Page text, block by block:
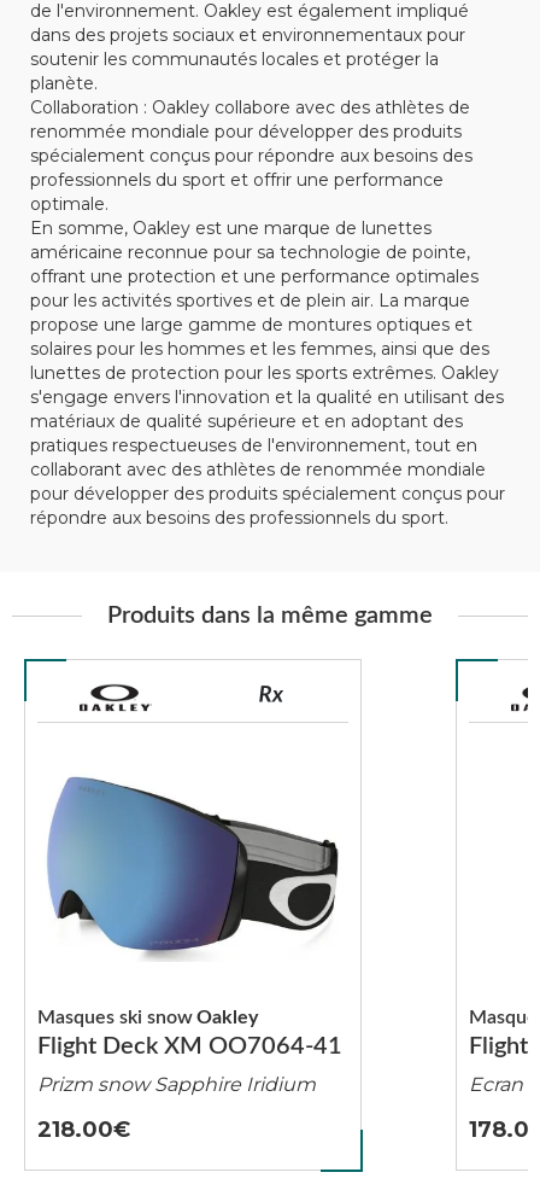
de l'environnement. Oakley est également impliqué
dans des projets sociaux et environnementaux pour
soutenir les communautés locales et protéger la
planète.
Collaboration : Oakley collabore avec des athlètes de
renommée mondiale pour développer des produits
spécialement conçus pour répondre aux besoins des
professionnels du sport et offrir une performance
optimale.
En somme, Oakley est une marque de lunettes
américaine reconnue pour sa technologie de pointe,
offrant une protection et une performance optimales
pour les activités sportives et de plein air. La marque
propose une large gamme de montures optiques et
solaires pour les hommes et les femmes, ainsi que des
lunettes de protection pour les sports extrêmes. Oakley
s'engage envers l'innovation et la qualité en utilisant des
matériaux de qualité supérieure et en adoptant des
pratiques respectueuses de l'environnement, tout en
collaborant avec des athlètes de renommée mondiale
pour développer des produits spécialement conçus pour
répondre aux besoins des professionnels du sport.
Produits dans la même gamme
Flight Deck XM OO7064-41
Masques ski snowOakley
Prizm snow Sapphire Iridium
218.00
Flight
Ecran